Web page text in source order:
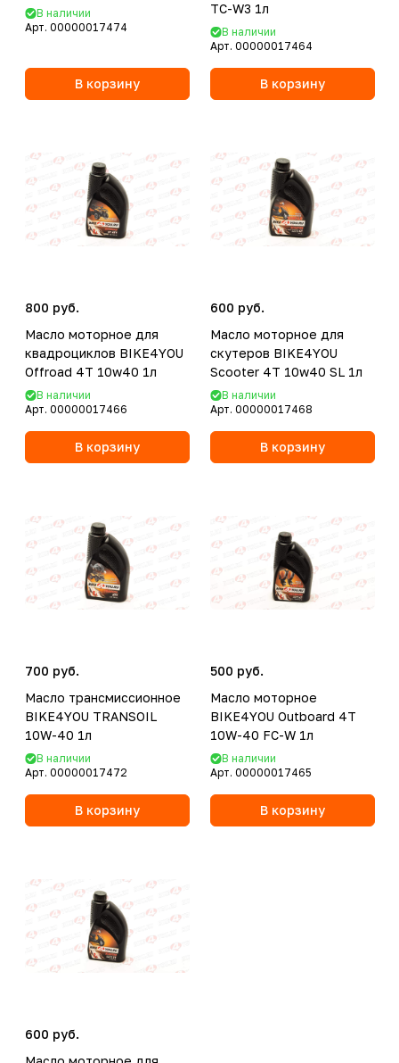
В наличии
Арт. 00000017474
В корзину
TC-W3 1л
В наличии
Арт. 00000017464
В корзину
800 руб.
Масло моторное для
квадроциклов BIKE4YOU
Offroad 4T 10w40 1л
В наличии
Арт. 00000017466
В корзину
600 руб.
Масло моторное для
скутеров BIKE4YOU
Scooter 4T 10w40 SL 1л
В наличии
Арт. 00000017468
В корзину
700 руб.
Масло трансмиссионное
BIKE4YOU TRANSOIL
10W-40 1л
В наличии
Арт. 00000017472
В корзину
500 руб.
Масло моторное
BIKE4YOU Outboard 4T
10W-40 FC-W 1л
В наличии
Арт. 00000017465
В корзину
600 руб.